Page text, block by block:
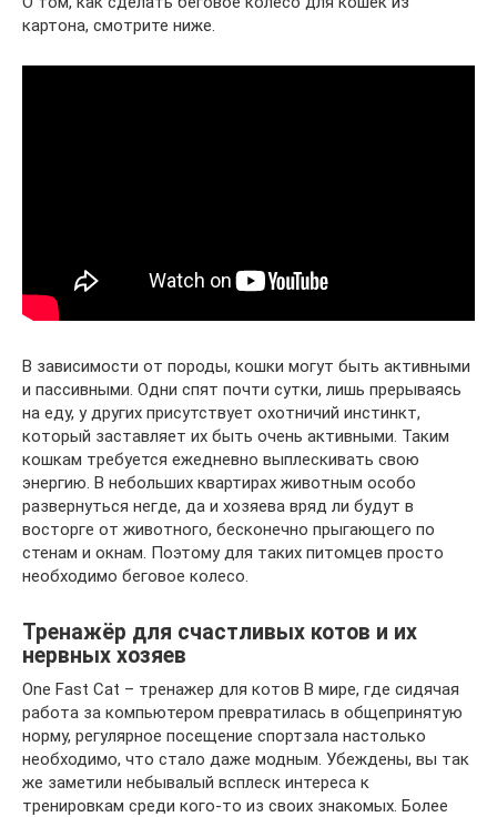
картона, смотрите ниже.
В зависимости от породы, кошки могут быть активными
и пассивными. Одни спят почти сутки, лишь прерываясь
на еду, у других присутствует охотничий инстинкт,
который заставляет их быть очень активными. Таким
кошкам требуется ежедневно выплескивать свою
энергию. В небольших квартирах животным особо
развернуться негде, да и хозяева вряд ли будут в
восторге от животного, бесконечно прыгающего по
стенам и окнам. Поэтому для таких питомцев просто
необходимо беговое колесо.
Тренажёр для счастливых котов и их
нервных хозяев
One Fast Cat – тренажер для котов В мире, где сидячая
работа за компьютером превратилась в общепринятую
норму, регулярное посещение спортзала настолько
необходимо, что стало даже модным. Убеждены, вы так
же заметили небывалый всплеск интереса к
тренировкам среди кого-то из своих знакомых. Более